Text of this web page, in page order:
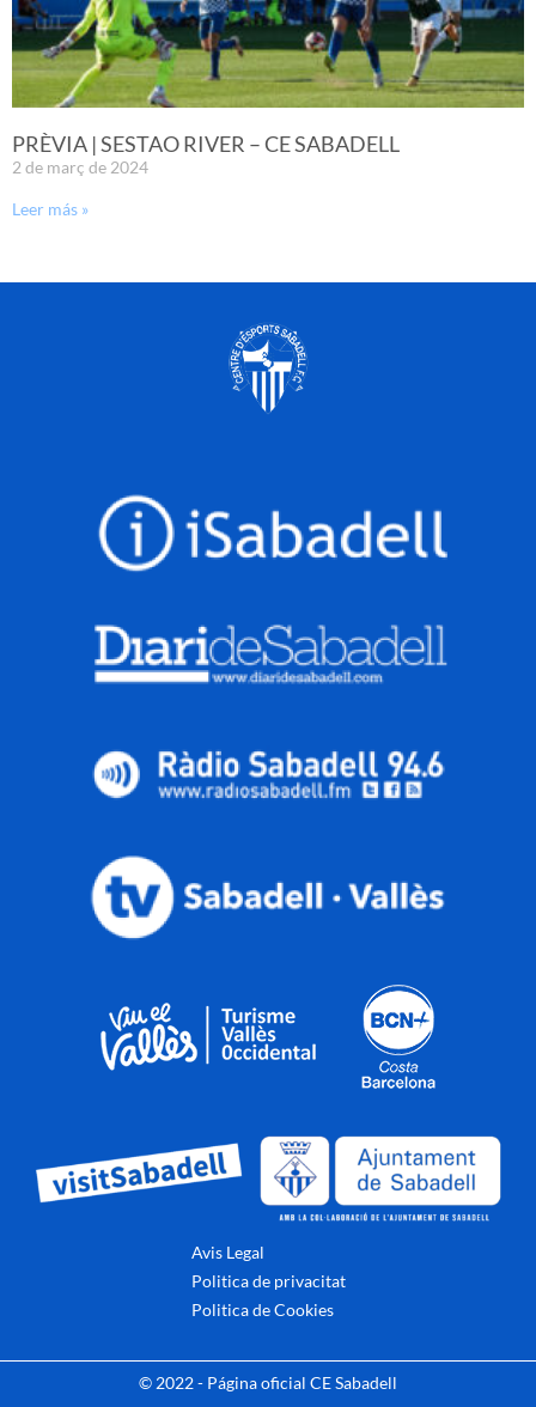
PRÈVIA | SESTAO RIVER – CE SABADELL
2 de març de 2024
Leer más »
Avis Legal
Politica de privacitat
Politica de Cookies
© 2022 - Página oficial CE Sabadell